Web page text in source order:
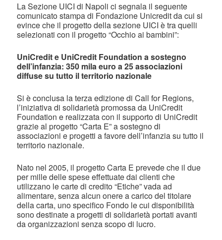
La Sezione UICI di Napoli ci segnala il seguente
comunicato stampa di Fondazione Unicredit da cui si
evince che il progetto della sezione UICI è tra quelli
selezionati con il progetto “Occhio ai bambini”:
UniCredit e UniCredit Foundation a sostegno
dell’infanzia: 350 mila euro a 25 associazioni
diffuse su tutto il territorio nazionale
Si è conclusa la terza edizione di Call for Regions,
l’iniziativa di solidarietà promossa da UniCredit
Foundation e realizzata con il supporto di UniCredit
grazie al progetto “Carta E” a sostegno di
associazioni e progetti a favore dell’infanzia su tutto il
territorio nazionale.
Nato nel 2005, il progetto Carta E prevede che il due
per mille delle spese effettuate dai clienti che
utilizzano le carte di credito “Etiche” vada ad
alimentare, senza alcun onere a carico del titolare
della carta, uno specifico Fondo le cui disponibilità
sono destinate a progetti di solidarietà portati avanti
da organizzazioni senza scopo di lucro.